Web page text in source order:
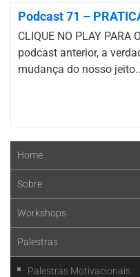
Podcast 71 –
CLIQUE NO PLAY PARA
podcast anterior, a
mudança do nosso
Home
Sobre
Workshops
Palestras
Palestras Motivacionais